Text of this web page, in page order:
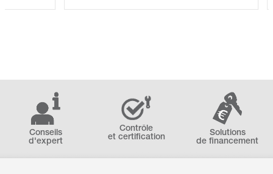
Conseils
d'expert
Contrôle
et certification
Solutions
de financement